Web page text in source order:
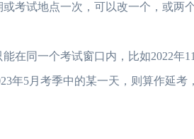
考试地点一次，可以改一个，或两
在同一个考试窗口内，比如2022年
年5月考季中的某一天，则算作延考